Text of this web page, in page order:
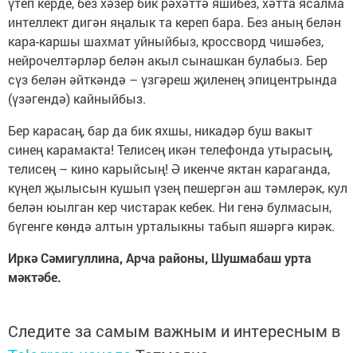
интеллект дигән яңалык та кереп бара. Без аның белән
кара-каршы шахмат уйныйбыз, кроссворд чишәбез,
нейрочелтәрләр белән акыл сынашкан булабыз. Бер
сүз белән әйткәндә – үзгәреш җиленең эпицентрында
(үзәгендә) кайныйбыз.
Бер карасаң, бар да бик яхшы, никадәр буш вакыт
синең карамакта! Телисең икән телефонда утырасың,
телисең – кино карыйсың! Ә икенче яктан караганда,
күңел җылысын кушып үзең пешергән аш тәмлерәк, кул
белән юылган кер чистарак кебек. Ни генә булмасын,
бүгенге көндә алтын урталыкны табып яшәргә кирәк.
Иркә Сәмигуллина, Арча районы, Шушмабаш урта
мәктәбе.
Следите за самым важным и интересным в